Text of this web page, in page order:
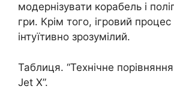
модернізувати корабель і
гри. Крім того, ігровий процес
інтуїтивно зрозумілий.
Таблиця. “Технічне
Jet X”.